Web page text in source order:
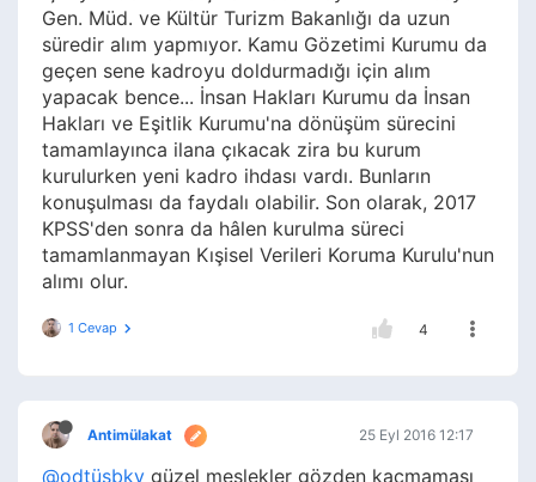
Gen. Müd. ve Kültür Turizm Bakanlığı da uzun
süredir alım yapmıyor. Kamu Gözetimi Kurumu da
geçen sene kadroyu doldurmadığı için alım
yapacak bence... İnsan Hakları Kurumu da İnsan
Hakları ve Eşitlik Kurumu'na dönüşüm sürecini
tamamlayınca ilana çıkacak zira bu kurum
kurulurken yeni kadro ihdası vardı. Bunların
konuşulması da faydalı olabilir. Son olarak, 2017
KPSS'den sonra da hâlen kurulma süreci
tamamlanmayan Kışisel Verileri Koruma Kurulu'nun
alımı olur.
1 Cevap 4
Antimülakat 25 Eyl 2016 12:17
@odtüsbky güzel meslekler gözden kaçmaması